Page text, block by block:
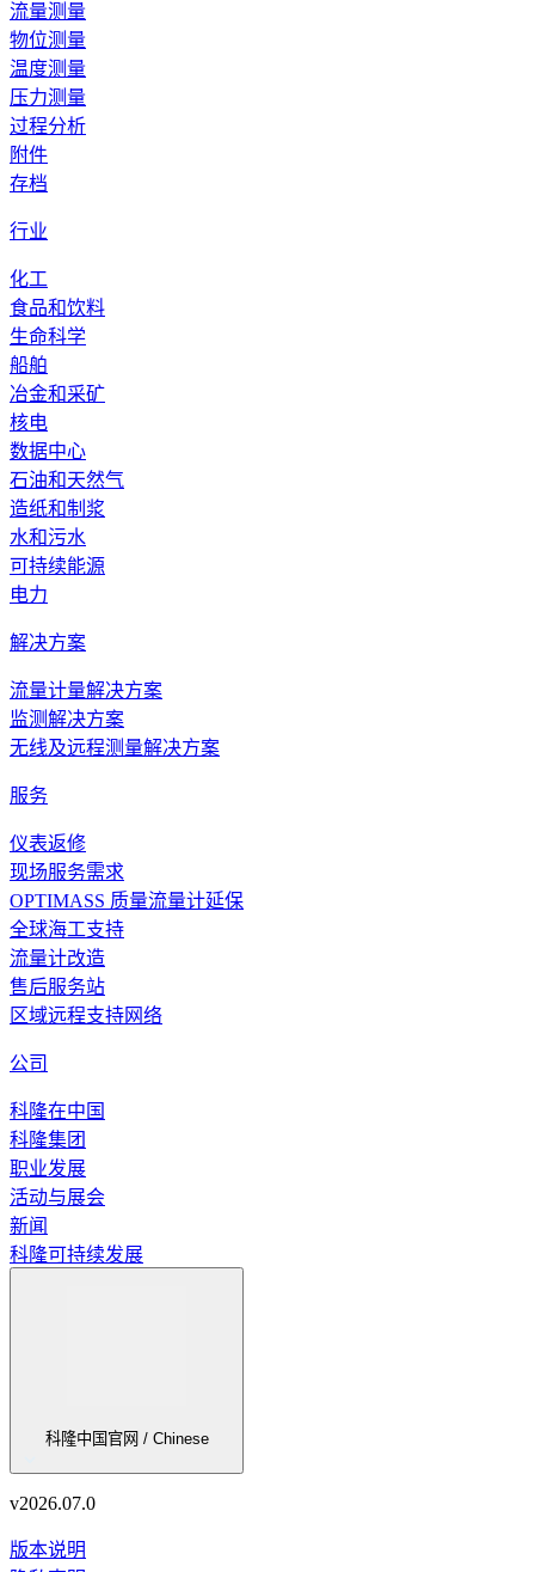
流量测量
物位测量
温度测量
压力测量
过程分析
附件
存档
行业
化工
食品和饮料
生命科学
船舶
冶金和采矿
核电
数据中心
石油和天然气
造纸和制浆
水和污水
可持续能源
电力
解决方案
流量计量解决方案
监测解决方案
无线及远程测量解决方案
服务
仪表返修
现场服务需求
OPTIMASS 质量流量计延保
全球海工支持
流量计改造
售后服务站
区域远程支持网络
公司
科隆在中国
科隆集团
职业发展
活动与展会
新闻
科隆可持续发展
科隆中国官网 / Chinese
v2026.07.0
版本说明